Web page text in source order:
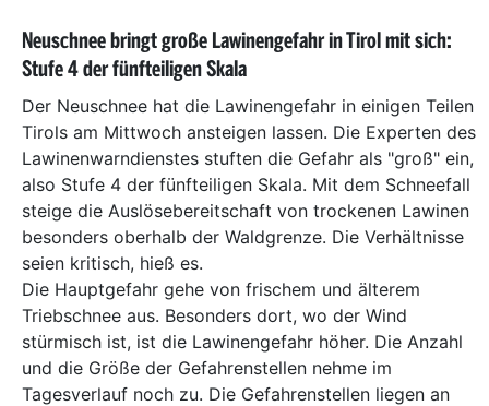
Neuschnee bringt große Lawinengefahr in Tirol mit sich:
Stufe 4 der fünfteiligen Skala
Der Neuschnee hat die Lawinengefahr in einigen Teilen
Tirols am Mittwoch ansteigen lassen. Die Experten des
Lawinenwarndienstes stuften die Gefahr als "groß" ein,
also Stufe 4 der fünfteiligen Skala. Mit dem Schneefall
steige die Auslösebereitschaft von trockenen Lawinen
besonders oberhalb der Waldgrenze. Die Verhältnisse
seien kritisch, hieß es.
Die Hauptgefahr gehe von frischem und älterem
Triebschnee aus. Besonders dort, wo der Wind
stürmisch ist, ist die Lawinengefahr höher. Die Anzahl
und die Größe der Gefahrenstellen nehme im
Tagesverlauf noch zu. Die Gefahrenstellen liegen an